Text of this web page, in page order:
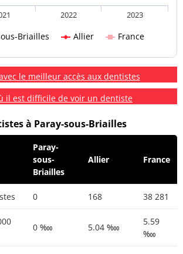
Briailles Allier France
2022 2023
le meilleur accès aux dentistes
il est difficile de voir un dentiste
à Paray-sous-Briailles
Paray-
sous-
Briailles
Allier France
0 168 38 281
0 ‱ 5.04 ‱
5.59
‱